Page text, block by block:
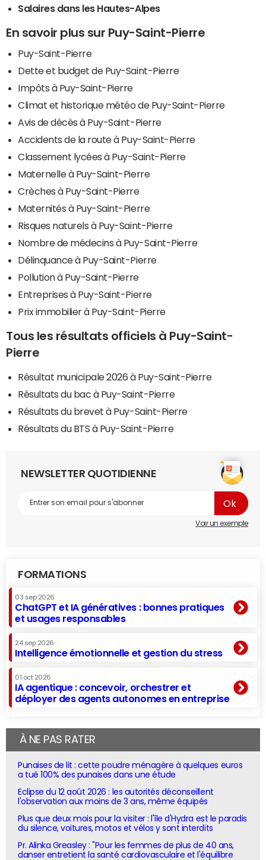
Salaires dans les Hautes-Alpes
En savoir plus sur Puy-Saint-Pierre
Puy-Saint-Pierre
Dette et budget de Puy-Saint-Pierre
Impôts à Puy-Saint-Pierre
Climat et historique météo de Puy-Saint-Pierre
Avis de décès à Puy-Saint-Pierre
Accidents de la route à Puy-Saint-Pierre
Classement lycées à Puy-Saint-Pierre
Maternelle à Puy-Saint-Pierre
Crèches à Puy-Saint-Pierre
Maternités à Puy-Saint-Pierre
Risques naturels à Puy-Saint-Pierre
Nombre de médecins à Puy-Saint-Pierre
Délinquance à Puy-Saint-Pierre
Pollution à Puy-Saint-Pierre
Entreprises à Puy-Saint-Pierre
Prix immobilier à Puy-Saint-Pierre
Tous les résultats officiels à Puy-Saint-
Pierre
Résultat municipale 2026 à Puy-Saint-Pierre
Résultats du bac à Puy-Saint-Pierre
Résultats du brevet à Puy-Saint-Pierre
Résultats du BTS à Puy-Saint-Pierre
NEWSLETTER QUOTIDIENNE
Voir un exemple
FORMATIONS
03 sep 2026
ChatGPT et IA génératives : bonnes pratiques
et usages responsables
24 sep 2026
Intelligence émotionnelle et gestion du stress
01 oct 2026
IA agentique : concevoir, orchestrer et
déployer des agents autonomes en entreprise
À NE PAS RATER
Punaises de lit : cette poudre ménagère à quelques euros
a tué 100% des punaises dans une étude
Eclipse du 12 août 2026 : les autorités déconseillent
l'observation aux moins de 3 ans, même équipés
Plus que deux mois pour la visiter : l'île d'Hydra est le paradis
du silence, voitures, motos et vélos y sont interdits
Pr. Alinka Greasley : "Pour les femmes de plus de 40 ans,
danser entretient la santé cardiovasculaire et l'équilibre